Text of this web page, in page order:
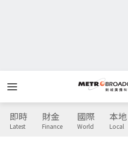
即時
Latest
財金
Finance
國際
World
本地
Local